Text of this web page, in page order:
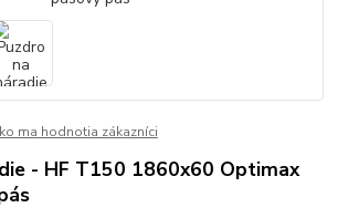
ma hodnotia zákazníci
- HF T150 1860x60 Optimax